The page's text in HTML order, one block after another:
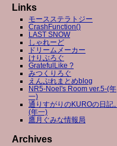
Links
モースステラトジー
CrashFunction()
LAST SNOW
しゃれーど
ドリームメーカー
けりぶろぐ
GratefulLike ?
みつくりろぐ
えんぷれまとめblog
NR5-Noel's Room ver.5-(年
一)
通りすがりのKUROの日記。
(年一)
鷹月ぐみな情報局
Archives